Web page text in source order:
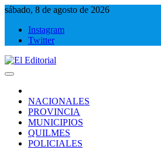
Saltar
contenido
sábado, 8 de agosto de 2026
Instagram
Twitter
NACIONALES
PROVINCIA
MUNICIPIOS
QUILMES
POLICIALES